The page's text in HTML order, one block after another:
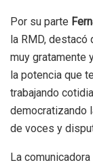
Por su parte
la RMD, destacó
muy gratamente
la potencia que
trabajando
democratizando
de voces y
La